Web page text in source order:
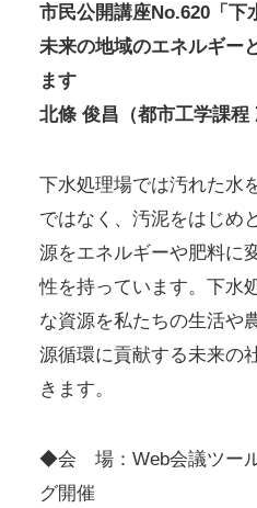
市民公開講座No.620「下
未来の地域のエネルギー
ます
北條 俊昌（都市工学課程
下水処理場では汚れた水
ではなく、汚泥をはじめ
源をエネルギーや肥料に
性を持っています。下水
な資源を私たちの生活や
源循環に貢献する未来の
きます。
◆会 場：Web会議ツー
グ開催